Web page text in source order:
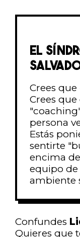
EL
Crees
Crees
persona
Estás
sentirte
encima
equipo
ambiente
Confundes
Quieres que